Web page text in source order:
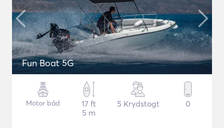
Fun Boat 5G
Motor båd
17 ft
5 m
5 Krydstogt 0